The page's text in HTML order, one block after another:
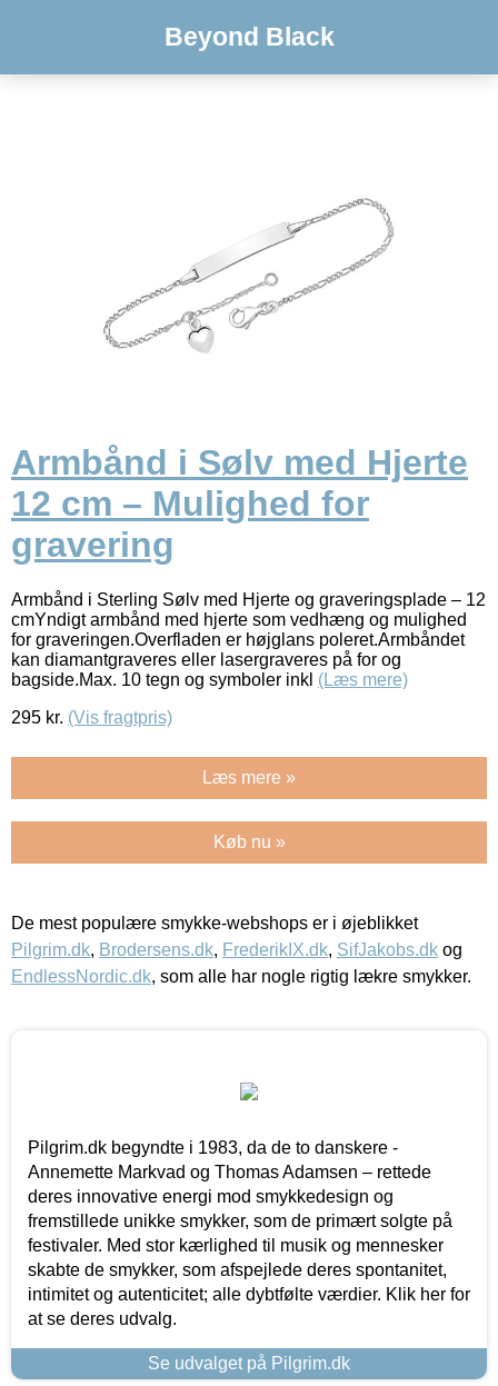
Beyond Black
Armbånd i Sølv med Hjerte
12 cm – Mulighed for
gravering
Armbånd i Sterling Sølv med Hjerte og graveringsplade – 12
cmYndigt armbånd med hjerte som vedhæng og mulighed
for graveringen.Overfladen er højglans poleret.Armbåndet
kan diamantgraveres eller lasergraveres på for og
bagside.Max. 10 tegn og symboler inkl (Læs mere)
295 kr. (Vis fragtpris)
Læs mere »
Køb nu »
De mest populære smykke-webshops er i øjeblikket
Pilgrim.dk, Brodersens.dk, FrederikIX.dk, SifJakobs.dk og
EndlessNordic.dk, som alle har nogle rigtig lækre smykker.
Pilgrim.dk begyndte i 1983, da de to danskere -
Annemette Markvad og Thomas Adamsen – rettede
deres innovative energi mod smykkedesign og
fremstillede unikke smykker, som de primært solgte på
festivaler. Med stor kærlighed til musik og mennesker
skabte de smykker, som afspejlede deres spontanitet,
intimitet og autenticitet; alle dybtfølte værdier. Klik her for
at se deres udvalg.
Se udvalget på Pilgrim.dk